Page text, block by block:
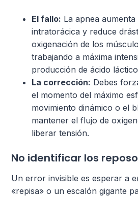
El fallo: La apnea
intratorácica y reduce
oxigenación de los
trabajando a máxima
producción de ácido
La corrección: Debes
el momento del máximo
movimiento dinámico o el
mantener el flujo de
liberar tensión.
No identificar los
Un error invisible es esperar a
«repisa» o un escalón gigante